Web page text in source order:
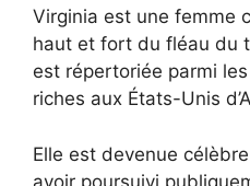
Virginia est une femme
haut et fort du fléau du
est répertoriée parmi
riches aux États-Unis
Elle est devenue
avoir poursuivi